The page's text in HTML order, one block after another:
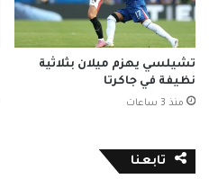
تشيلسي يهزم ميلان بثلاثية
نظيفة في جاكرتا
منذ 3 ساعات
تابعنا